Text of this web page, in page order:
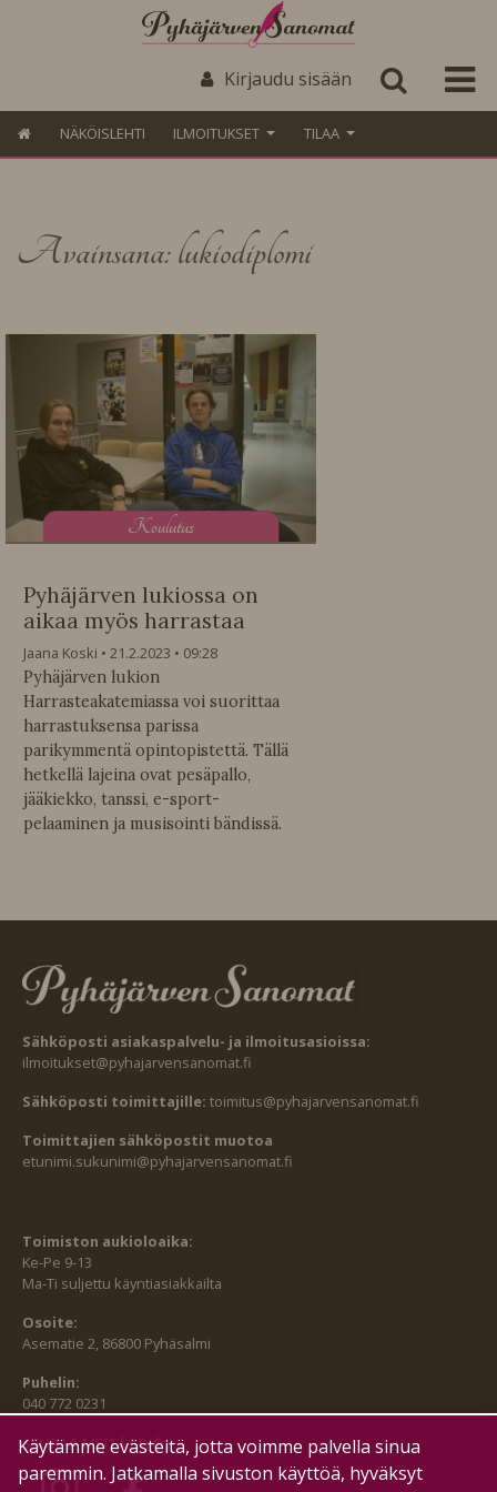
Kirjaudu sisään
NÄKÖISLEHTI ILMOITUKSET TILAA
Avainsana: lukiodiplomi
Koulutus
Pyhäjärven lukiossa on
aikaa myös harrastaa
Jaana Koski 21.2.2023
09:28
Pyhäjärven lukion
Harrasteakatemiassa voi suorittaa
harrastuksensa parissa
parikymmentä opintopistettä. Tällä
hetkellä lajeina ovat pesäpallo,
jääkiekko, tanssi, e-sport-
pelaaminen ja musisointi bändissä.
Sähköposti asiakaspalvelu- ja ilmoitusasioissa:
ilmoitukset@pyhajarvensanomat.fi
Sähköposti toimittajille: toimitus@pyhajarvensanomat.fi
Toimittajien sähköpostit muotoa
etunimi.sukunimi@pyhajarvensanomat.fi
Toimiston aukioloaika:
Ke-Pe 9-13
Ma-Ti suljettu käyntiasiakkailta
Osoite:
Asematie 2, 86800 Pyhäsalmi
Puhelin:
040 772 0231
SEURAA MEITÄ MYÖS:
Käytämme evästeitä, jotta voimme palvella sinua
paremmin. Jatkamalla sivuston käyttöä, hyväksyt